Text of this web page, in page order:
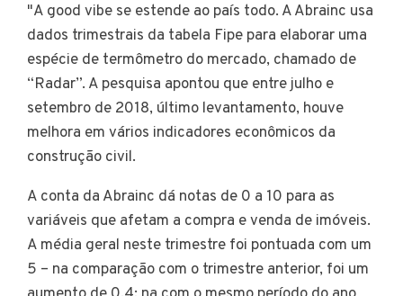
"A good vibe se estende ao país todo. A Abrainc usa
dados trimestrais da tabela Fipe para elaborar uma
espécie de termômetro do mercado, chamado de
“Radar”. A pesquisa apontou que entre julho e
setembro de 2018, último levantamento, houve
melhora em vários indicadores econômicos da
construção civil.
A conta da Abrainc dá notas de 0 a 10 para as
variáveis que afetam a compra e venda de imóveis.
A média geral neste trimestre foi pontuada com um
5 – na comparação com o trimestre anterior, foi um